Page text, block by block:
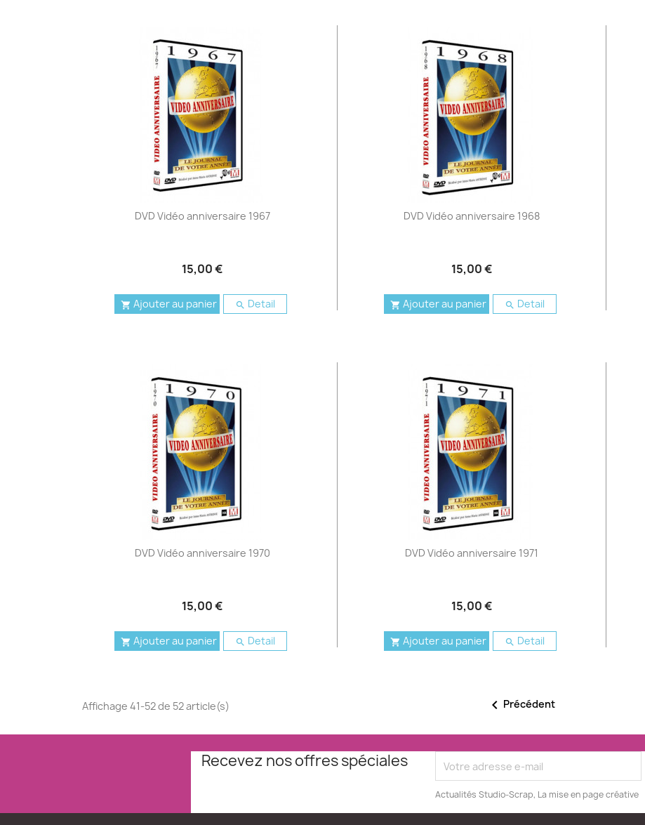
DVD Vidéo anniversaire 1967
15,00 €
 Ajouter au panier  Detail
DVD Vidéo anniversaire 1968
15,00 €
 Ajouter au panier  Detail
DVD Vidéo anniversaire 1970
15,00 €
 Ajouter au panier  Detail
DVD Vidéo anniversaire 1971
15,00 €
 Ajouter au panier  Detail
Affichage 41-52 de 52 article(s)  Précédent
Recevez nos offres spéciales
Actualités Studio-Scrap, La mise en page créative